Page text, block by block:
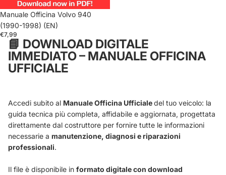
Manuale Officina Volvo 940
(1990-1998) (EN)
€7,99
📘 DOWNLOAD DIGITALE
IMMEDIATO – MANUALE OFFICINA
UFFICIALE
Accedi subito al Manuale Officina Ufficialedel tuo veicolo: la
guida tecnica più completa, affidabile e aggiornata, progettata
direttamente dal costruttore per fornire tutte le informazioni
necessarie a manutenzione, diagnosi e riparazioni
professionali.
Il file è disponibile in formato digitale con download